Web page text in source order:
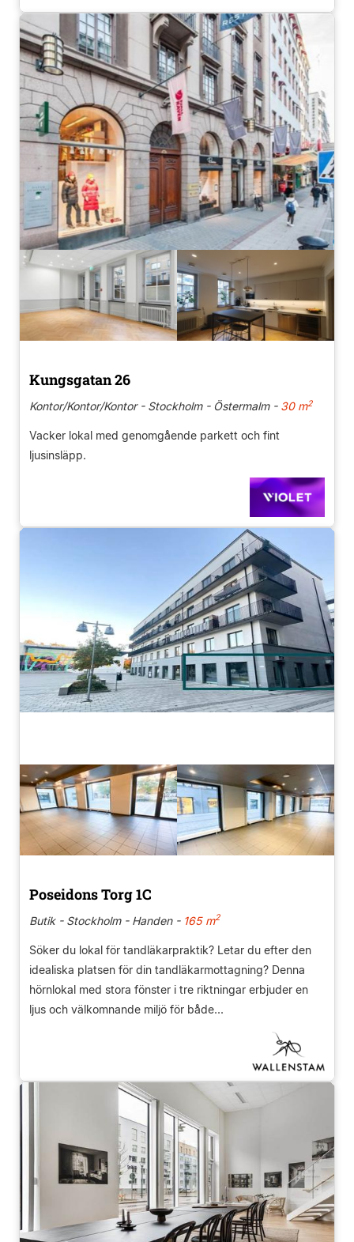
Kungsgatan 26
Kontor/Kontor/Kontor - Stockholm - Östermalm -30 m2
Vacker lokal med genomgående parkett och fint
ljusinsläpp.
Poseidons Torg 1C
Butik - Stockholm - Handen -165 m2
Söker du lokal för tandläkarpraktik? Letar du efter den
idealiska platsen för din tandläkarmottagning? Denna
hörnlokal med stora fönster i tre riktningar erbjuder en
ljus och välkomnande miljö för både...